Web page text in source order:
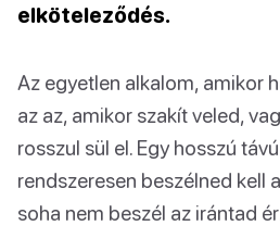
elköteleződés.
Az egyetlen alkalom, amikor
az az, amikor szakít veled,
rosszul sül el. Egy hosszú
rendszeresen beszélned kell
soha nem beszél az irántad